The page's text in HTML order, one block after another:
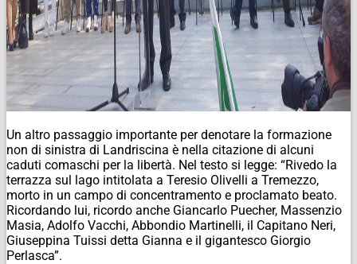
Un altro passaggio importante per denotare la formazione
non di sinistra di Landriscina è nella citazione di alcuni
caduti comaschi per la libertà. Nel testo si legge: “Rivedo la
terrazza sul lago intitolata a Teresio Olivelli a Tremezzo,
morto in un campo di concentramento e proclamato beato.
Ricordando lui, ricordo anche Giancarlo Puecher, Massenzio
Masia, Adolfo Vacchi, Abbondio Martinelli, il Capitano Neri,
Giuseppina Tuissi detta Gianna e il gigantesco Giorgio
Perlasca”.